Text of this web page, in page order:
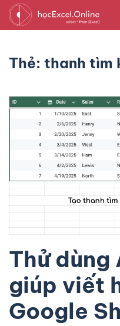
Thẻ: thanh tìm
Thử dùng
giúp viết
Google